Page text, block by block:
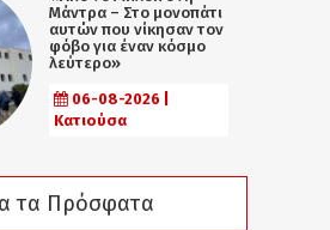
Μάντρα – Στο μονοπάτι
αυτών που νίκησαν τον
φόβο για έναν κόσμο
λεύτερο»
06-08-2026 |
Κατιούσα
τα Πρόσφατα